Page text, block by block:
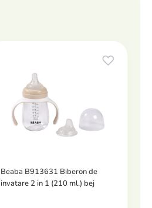
Beaba B913631 Biberon de
invatare 2 in 1 (210 ml.) bej